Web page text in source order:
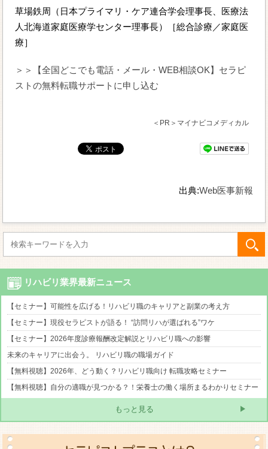
草場鉄周（日本プライマリ・ケア連合学会理事長、医療法
人北海道家庭医療学センター理事長）［総合診療／家庭医
療］
＞＞【全国どこでも電話・メール・WEB相談OK】セラピ
ストの無料転職サポートに申し込む
＜PR＞マイナビコメディカル
出典:Web医事新報
リハビリ業界最新ニュース
【セミナー】可能性を広げる！リハビリ職のキャリアと副業の考え方
【セミナー】現役セラピストが語る！ “訪問リハが選ばれる”ワケ
【セミナー】2026年度診療報酬改定解説とリハビリ職への影響
未来のキャリアに出会う。 リハビリ職の職場ガイド
【無料視聴】2026年、どう動く？リハビリ職向け 転職攻略セミナー
【無料視聴】自分の適職が見つかる？！栄養士の働く場所まるわかりセミナー
もっと見る